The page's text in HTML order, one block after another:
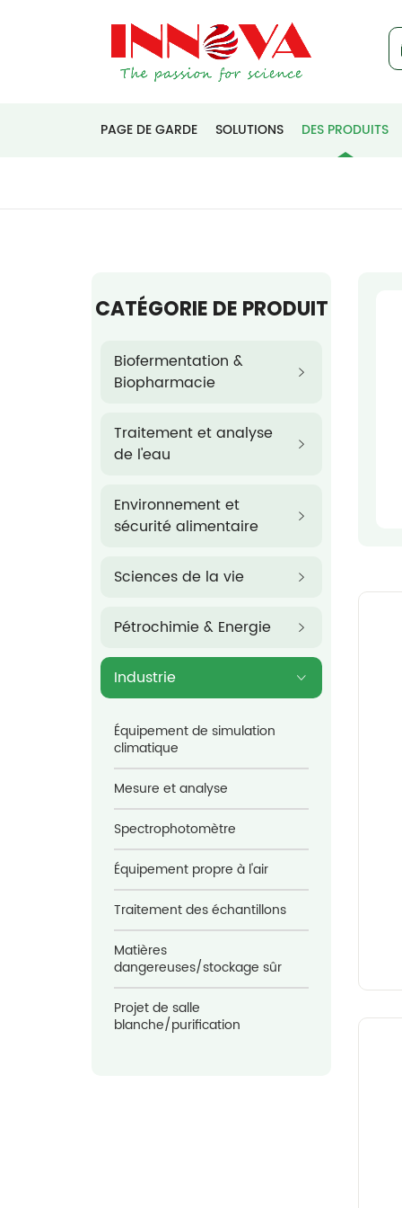
PAGE DE GARDE SOLUTIONS DES PRODUITS
CATÉGORIE DE PRODUIT
Biofermentation &
Biopharmacie
Traitement et analyse
de l'eau
Environnement et
sécurité alimentaire
Sciences de la vie
Pétrochimie & Energie
Industrie
Équipement de simulation
climatique
Mesure et analyse
Spectrophotomètre
Équipement propre à l'air
Traitement des échantillons
Matières
dangereuses/stockage sûr
Projet de salle
blanche/purification